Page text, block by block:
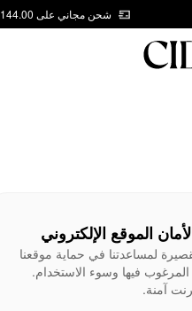
شحن مجاني على AED 144.00
الموقع الإلكتروني
لمساعدتنا في حماية موقعنا
فيها وسوء الاستخدام.
آمنة.